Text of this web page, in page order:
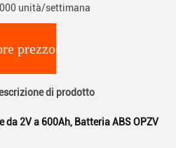
unità/settimana
prezzo
di prodotto
da 2V a 600Ah, Batteria ABS OPZV